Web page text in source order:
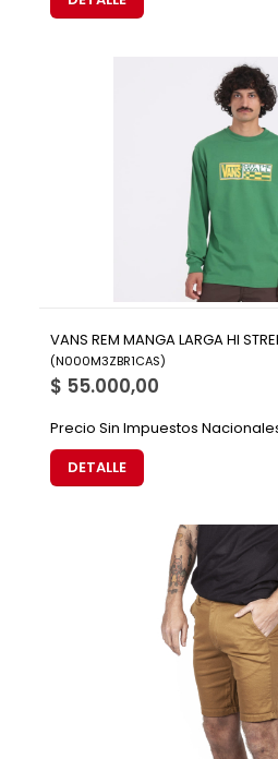
VANS REM MANGA LARGA HI
(N000M3ZBR1CAS)
$ 55.000,00
Precio Sin Impuestos
DETALLE